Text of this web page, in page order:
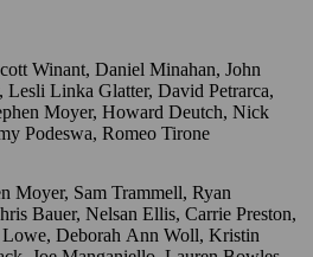
kde se všichni navzájem znají (a
objeví skutečný upír Bill Compton
muž, jenž nepatří mezi obyčejné
dlouhověkosti věku pamatuje
hrdinčina zájmu. Jeho příchod,
Winant, Daniel Minahan, John
Linka Glatter, David Petrarca,
Moyer, Howard Deutch, Nick
Podeswa, Romeo Tirone